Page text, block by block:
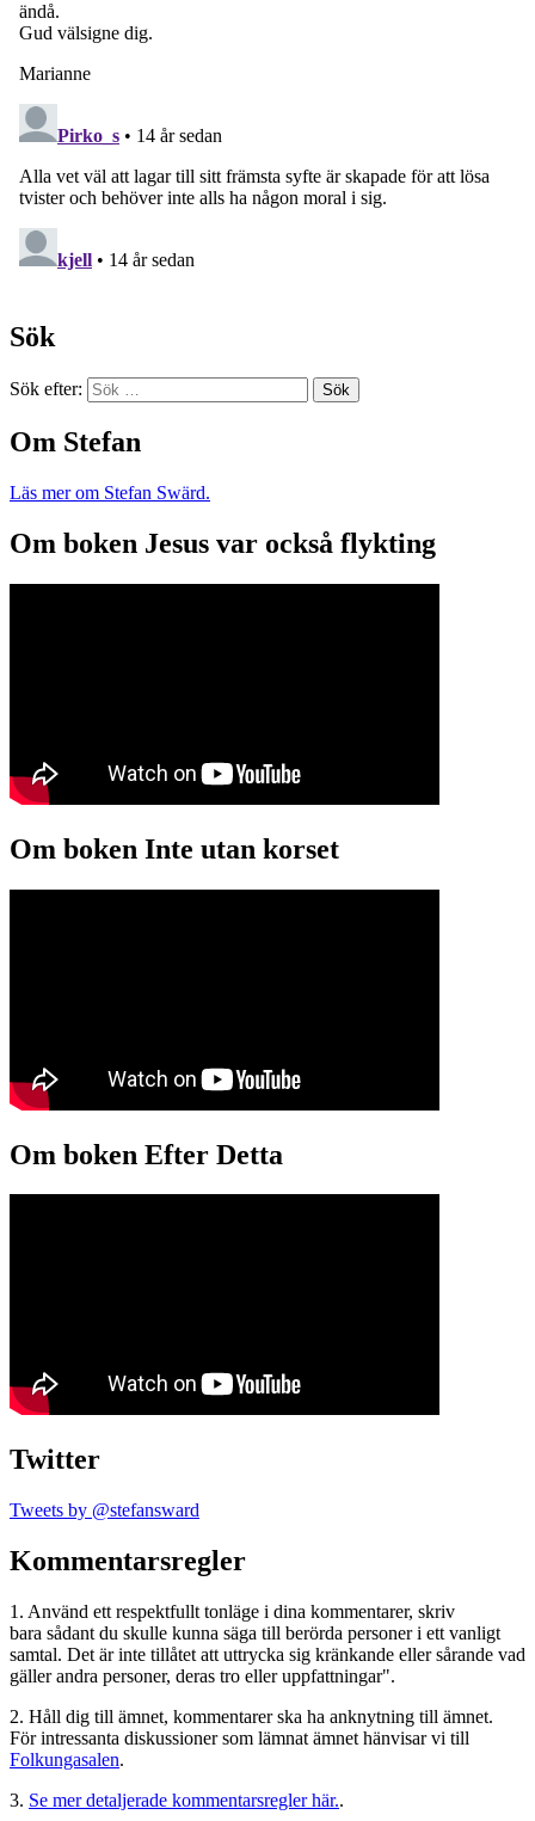
Sök
Sök efter:
Om Stefan
Läs mer om Stefan Swärd.
Om boken Jesus var också flykting
Om boken Inte utan korset
Om boken Efter Detta
Twitter
Tweets by @stefansward
Kommentarsregler
1. Använd ett respektfullt tonläge i dina kommentarer, skriv
bara sådant du skulle kunna säga till berörda personer i ett vanligt
samtal. Det är inte tillåtet att uttrycka sig kränkande eller sårande vad
gäller andra personer, deras tro eller uppfattningar".
2. Håll dig till ämnet, kommentarer ska ha anknytning till ämnet.
För intressanta diskussioner som lämnat ämnet hänvisar vi till
Folkungasalen.
3. Se mer detaljerade kommentarsregler här..